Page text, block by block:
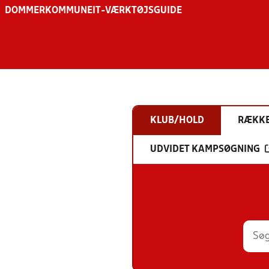
DOMMER KOMMUNE IT-VÆRKTØJSGUIDE
KLUB/HOLD
UDVIDET KAMPSØGNING